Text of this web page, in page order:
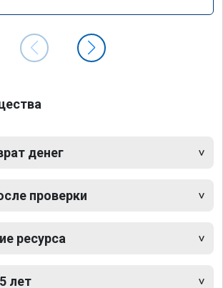
денег
проверки
ресурса
лет